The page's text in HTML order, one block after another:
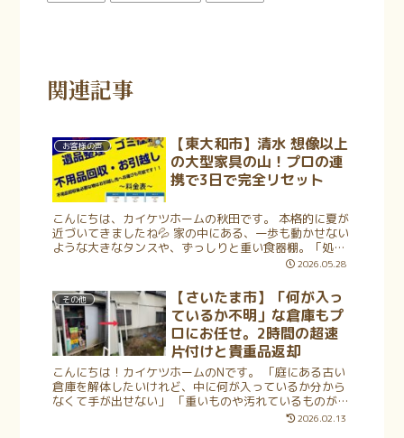
関連記事
お客様の声
【東大和市】清水 想像以上
の大型家具の山！プロの連
携で3日で完全リセット
こんにちは、カイケツホームの秋田です。 本格的に夏が
近づいてきましたね💦 家の中にある、一歩も動かせない
ような大きなタンスや、ずっしりと重い食器棚。「処分
したいけれど、自分たちでは部屋から出すことすらでき
2026.05.28
その他
【さいたま市】「何が入っ
ているか不明」な倉庫もプ
ロにお任せ。2時間の超速
片付けと貴重品返却
こんにちは！カイケツホームのNです。 「庭にある古い
倉庫を解体したいけれど、中に何が入っているか分から
なくて手が出せない」 「重いものや汚れているものが多
くて、自分たちで運び出すのは無理……」 埼玉県にお住
2026.02.13